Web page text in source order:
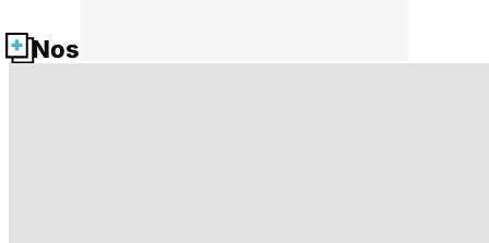
Nos fiches santé